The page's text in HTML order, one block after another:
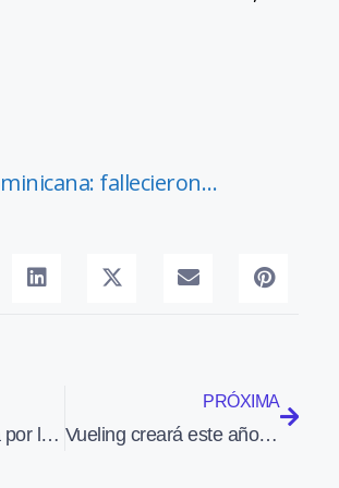
fallecieron…
Abu Dhabi viene a por la joya de la industria aeronáutica española
PRÓXIMA
Vueling creará este año más de 300 puestos de trabajo